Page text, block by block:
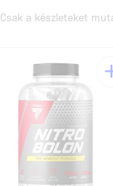
Csak a készleteket